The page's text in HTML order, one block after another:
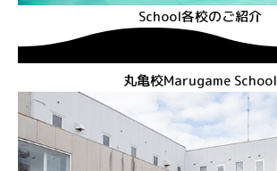
School各校のご紹介
丸⻲校Marugame School